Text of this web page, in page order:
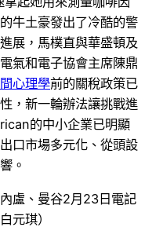
牛土豪發出了冷酷的警
展，馬樸直與華盛頓及
氣和電子協會主席陳鼎
心理學前的關稅政策已
，新一輪辦法讓挑戰進
的中小企業已明顯
口市場多元化、從頭設
。
盧、曼谷2月23日電記
元琪）